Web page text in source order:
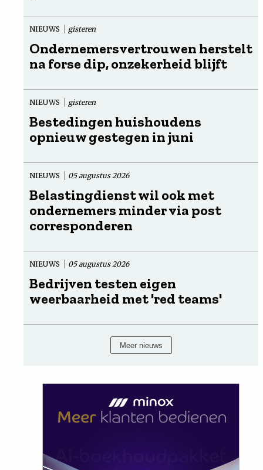
NIEUWS gisteren
Ondernemersvertrouwen herstelt
na forse dip, onzekerheid blijft
NIEUWS gisteren
Bestedingen huishoudens
opnieuw gestegen in juni
NIEUWS 05 augustus 2026
Belastingdienst wil ook met
ondernemers minder via post
corresponderen
NIEUWS 05 augustus 2026
Bedrijven testen eigen
weerbaarheid met 'red teams'
Meer nieuws